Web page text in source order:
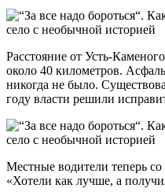
Расстояние от Усть-
около 40 километров.
никогда не было.
году власти решили
Местные водители теперь со
«Хотели как лучше, а